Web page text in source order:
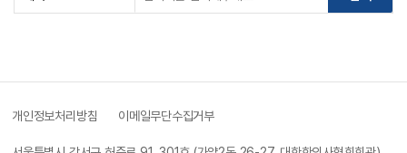
개인정보처리방침 이메일무단수집거부